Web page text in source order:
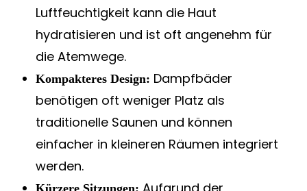
Luftfeuchtigkeit kann die Haut
hydratisieren und ist oft angenehm für
die Atemwege.
Kompakteres Design: Dampfbäder
benötigen oft weniger Platz als
traditionelle Saunen und können
einfacher in kleineren Räumen integriert
werden.
Kürzere Sitzungen: